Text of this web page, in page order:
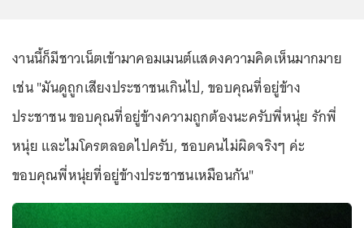
งานนี้ก็มีชาวเน็ตเข้ามาคอมเมนต์แสดงความคิดเห็นมากมาย
เช่น "มันดูถูกเสียงประชาชนเกินไป, ขอบคุณที่อยู่ข้าง
ประชาชน ขอบคุณที่อยู่ข้างความถูกต้องนะครับพี่หนุ่ย รักพี่
หนุ่ย เเละไมโครตลอดไปครับ, ชอบคนไม่ผิดจริงๆ ค่ะ
ขอบคุณพี่หนุ่ยที่อยู่ข้างประชาชนเหมือนกัน"